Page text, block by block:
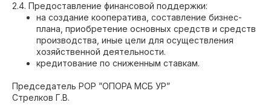
2.4. Предоставление финансовой поддержки:
на создание кооператива, составление бизнес-
плана, приобретение основных средств и средств
производства, иные цели для осуществления
хозяйственной деятельности.
кредитование по сниженным ставкам.
Председатель РОР ”ОПОРА МСБ УР”
Стрелков Г.В.